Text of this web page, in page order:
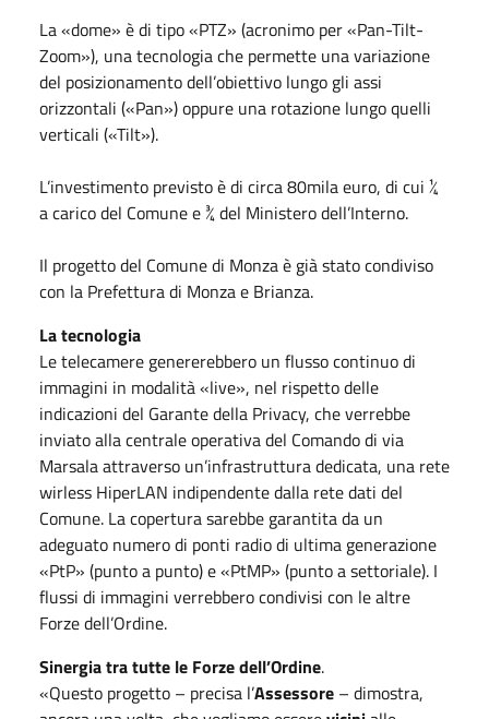
La «dome» è di tipo «PTZ» (acronimo per «Pan-Tilt-
Zoom»), una tecnologia che permette una variazione
del posizionamento dell’obiettivo lungo gli assi
orizzontali («Pan») oppure una rotazione lungo quelli
verticali («Tilt»).
L’investimento previsto è di circa 80mila euro, di cui ¼
a carico del Comune e ¾ del Ministero dell’Interno.
Il progetto del Comune di Monza è già stato condiviso
con la Prefettura di Monza e Brianza.
La tecnologia
Le telecamere genererebbero un flusso continuo di
immagini in modalità «live», nel rispetto delle
indicazioni del Garante della Privacy, che verrebbe
inviato alla centrale operativa del Comando di via
Marsala attraverso un’infrastruttura dedicata, una rete
wirless HiperLAN indipendente dalla rete dati del
Comune. La copertura sarebbe garantita da un
adeguato numero di ponti radio di ultima generazione
«PtP» (punto a punto) e «PtMP» (punto a settoriale). I
flussi di immagini verrebbero condivisi con le altre
Forze dell’Ordine.
Sinergia tra tutte le Forze dell’Ordine.
«Questo progetto – precisa l’Assessore – dimostra,